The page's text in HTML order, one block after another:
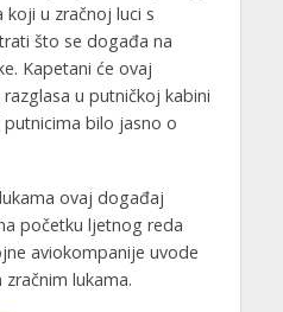
koji u zračnoj luci s
što se događa na
Kapetani će ovaj
u putničkoj kabini
bilo jasno o
ovaj događaj
početku ljetnog reda
aviokompanije uvode
lukama.